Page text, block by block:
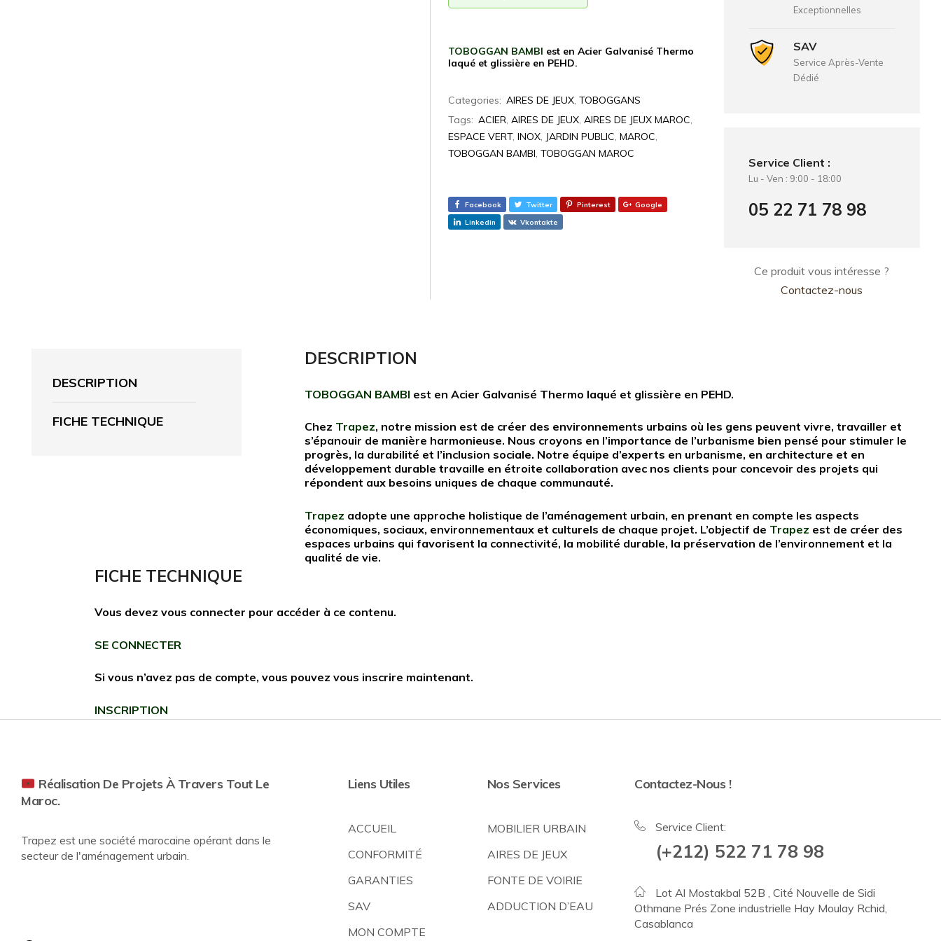
TOBOGGAN BAMBI est en Acier Galvanisé Thermo
laqué et glissière en PEHD.
Categories: AIRES DE JEUX,TOBOGGANS
Tags: ACIER,AIRES DE JEUX,AIRES DE JEUX MAROC,
ESPACE VERT,INOX, JARDIN PUBLIC,MAROC,
TOBOGGAN BAMBI,TOBOGGAN MAROC
Facebook Twitter Pinterest
Google
Linkedin
Vkontakte
Exceptionnelles
SAV
Service Après-Vente
Dédié
Service Client :
Lu - Ven : 9:00 - 18:00
05 22 71 78 98
Ce produit vous intéresse ?
Contactez-nous
DESCRIPTION
FICHE TECHNIQUE
DESCRIPTION
TOBOGGAN BAMBI est en Acier Galvanisé Thermo laqué et glissière en PEHD.
Chez Trapez, notre mission est de créer des environnements urbains où les gens peuvent vivre, travailler et
s’épanouir de manière harmonieuse. Nous croyons en l’importance de l’urbanisme bien pensé pour stimuler le
progrès, la durabilité et l’inclusion sociale. Notre équipe d’experts en urbanisme, en architecture et en
développement durable travaille en étroite collaboration avec nos clients pour concevoir des projets qui
répondent aux besoins uniques de chaque communauté.
Trapez adopte une approche holistique de l’aménagement urbain, en prenant en compte les aspects
économiques, sociaux, environnementaux et culturels de chaque projet. L’objectif de Trapez est de créer des
espaces urbains qui favorisent la connectivité, la mobilité durable, la préservation de l’environnement et la
qualité de vie.
FICHE TECHNIQUE
Vous devez vous connecter pour accéder à ce contenu.
SE CONNECTER
Si vous n’avez pas de compte, vous pouvez vous inscrire maintenant.
INSCRIPTION
Réalisation De Projets À Travers Tout Le
Maroc.
Trapez est une société marocaine opérant dans le
secteur de l'aménagement urbain.
Liens Utiles
ACCUEIL
CONFORMITÉ
GARANTIES
SAV
MON COMPTE
Nos Services
MOBILIER URBAIN
AIRES DE JEUX
FONTE DE VOIRIE
ADDUCTION D’EAU
Contactez-Nous !
Service Client:
(+212) 522 71 78 98
Lot Al Mostakbal 52B , Cité Nouvelle de Sidi
Othmane Prés Zone industrielle Hay Moulay Rchid,
Casablanca